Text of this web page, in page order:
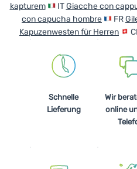
kapturem
ITGiacche con
con capucha hombre
FR
Kapuzenwesten für Herren
Schnelle
Lieferung
Wir
online